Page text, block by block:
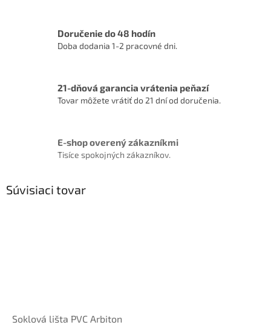
Doručenie do 48 hodín
Doba dodania 1-2 pracovné dni.
21-dňová garancia vrátenia peňazí
Tovar môžete vrátiť do 21 dní od doručenia.
E-shop overený zákazníkmi
Tisíce spokojných zákazníkov.
Súvisiaci tovar
Soklová lišta PVC Arbiton